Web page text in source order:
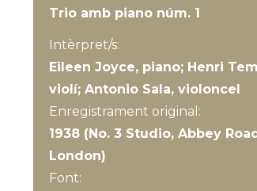
Trio amb piano núm. 1
Intèrpret/s:
Eileen Joyce, piano; Henri
violí; Antonio Sala, violoncel
Enregistrament original:
1938 (No. 3 Studio, Abbey
London)
Font: